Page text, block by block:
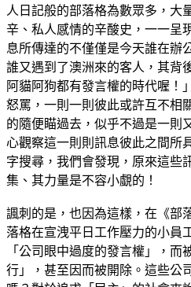
人日記般的部落格為數眾多，大
辛、私人感情的辛酸史，一一呈
息所傳達的不僅僅是今天誰在辦
誰又遇到了澳洲來的客人，其背
阿貓阿狗都有發言權的時代喔！
怒罵，一則一則彼此或許互不相
的隨便瞄過去，似乎不過是一則
心觀察這一則則訊息彼此之間所
字搜尋，我們會發現，原來這些
集、其力量是不容小覷的！
諷刺的是，也因為這樣，在《部
落格在宣洩平日工作壓力的小員
「公司眼中過度的發言權」，
行」，甚至因而被開除。這些公